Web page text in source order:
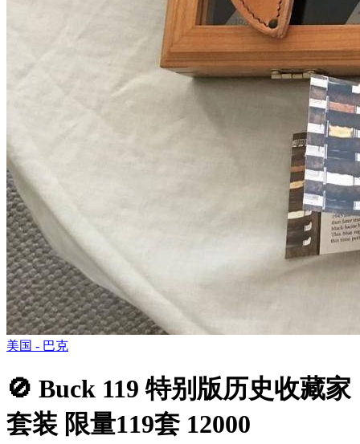
美国 - 巴克
🚫 Buck 119 特别版历史收藏家
套装 限量119套 12000